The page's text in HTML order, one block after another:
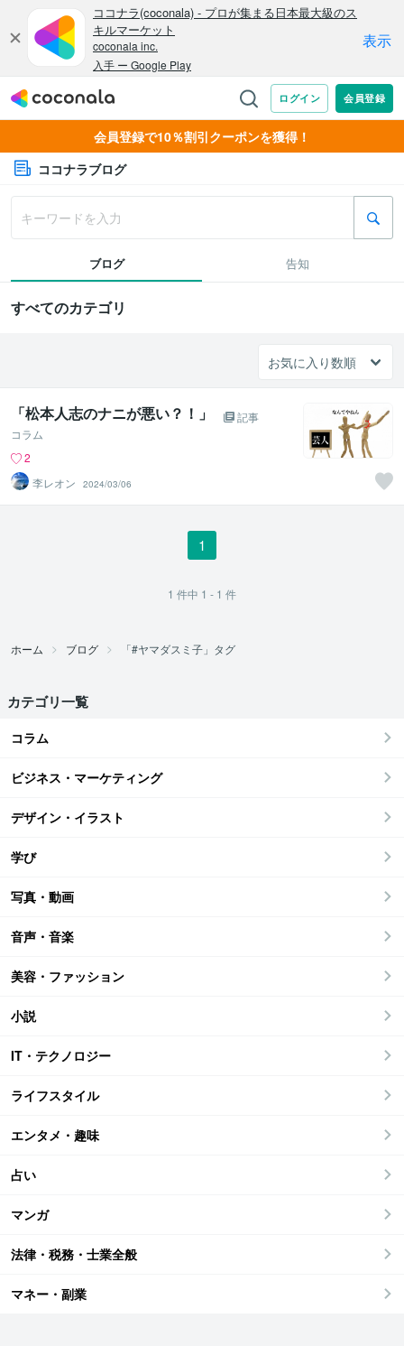
会員登録で10％割引クーポンを獲得！
ココナラブログ
ブログ 告知
すべてのカテゴリ
「松本人志のナニが悪い？！」
記事
コラム
2
李レオン
2024/03/06
1
1 件中 1 - 1 件
ホーム ブログ 「#ヤマダスミ子」タグ
カテゴリ一覧
コラム
ビジネス・マーケティング
デザイン・イラスト
学び
写真・動画
音声・音楽
美容・ファッション
小説
IT・テクノロジー
ライフスタイル
エンタメ・趣味
占い
マンガ
法律・税務・士業全般
マネー・副業